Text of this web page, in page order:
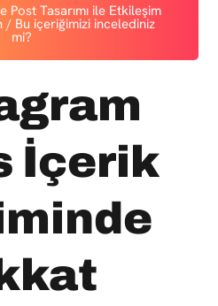
Post Tasarımı ile Etkileşim
/ Bu içeriğimizi incelediniz
mi?
İçerik